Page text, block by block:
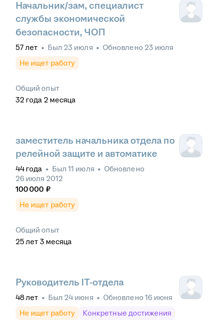
Начальник/зам, специалист
службы экономической
безопасности, ЧОП
57лет • Был 23 июля • Обновлено 23 июля
Не ищет работу
Общий опыт
32 года 2 месяца
заместитель начальника отдела по
релейной защите и автоматике
44 года • Был 11 июля • Обновлено
26 июля 2012
100 000 ₽
Не ищет работу
Общий опыт
25 лет 3 месяца
Руководитель IT-отдела
48лет • Был 24 июня • Обновлено 16 июня
Не ищет работу
Конкретные достижения